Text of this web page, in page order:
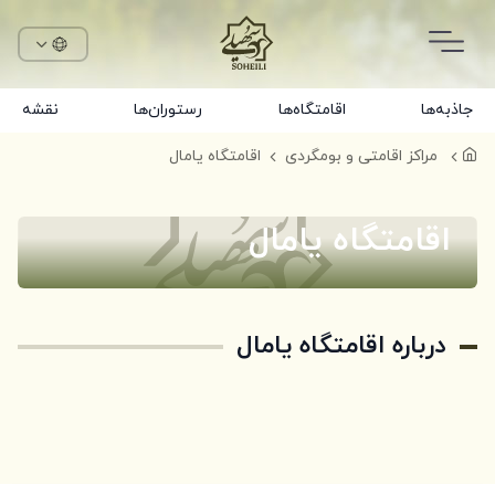
جاذبه‌ها اقامتگاه‌ها رستوران‌ها نقشه
مراکز اقامتی و بومگردی اقامتگاه یامال
اقامتگاه یامال
درباره اقامتگاه یامال